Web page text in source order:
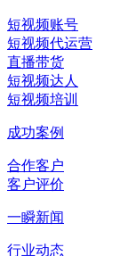
短视频账号
短视频代运营
直播带货
短视频达人
短视频培训
成功案例
合作客户
客户评价
一瞬新闻
行业动态